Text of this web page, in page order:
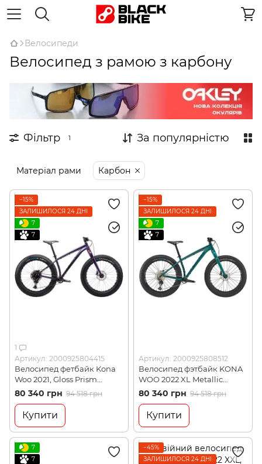
Велосипеди
Велосипед з рамою з карбону
Фільтр 1 За популярністю
Матеріал рами Карбон
−15%
ЗАЛИШИЛОСЯ 24 ДНІ
7
7
1
Артикул: 2000925804415
Велосипед фетбайк Kona
Woo 2021, Gloss Prism
Purple/Blue, XL, 26" (KNA
B21WOO06)
80 340 грн 94 518 грн
Купити
−15%
ЗАЛИШИЛОСЯ 24 ДНІ
7
7
Артикул: 2000925808512
Велосипед фэтбайк KONA
WOO 2022 XL Metallic
Green, 26" (2000925808512)
80 340 грн 94 518 грн
Купити
7
7
−45%
ЗАЛИШИЛОСЯ 24 ДНІ